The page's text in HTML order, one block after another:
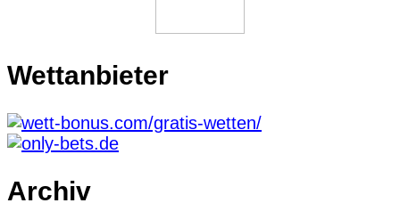
Wettanbieter
Archiv